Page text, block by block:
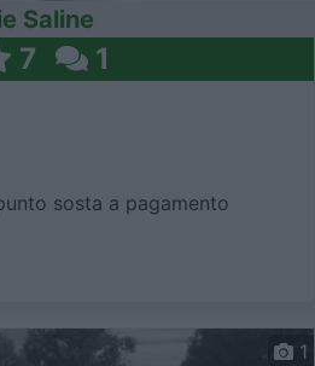
Saline
7 1
sosta a pagamento
1